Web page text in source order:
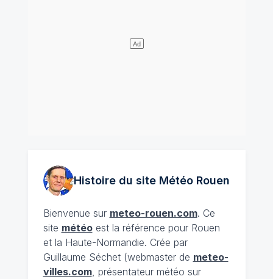
Histoire du site Météo Rouen
Bienvenue sur meteo-rouen.com. Ce
site météoest la référence pour Rouen
et la Haute-Normandie. Crée par
Guillaume Séchet (webmaster de meteo-
villes.com, présentateur météo sur